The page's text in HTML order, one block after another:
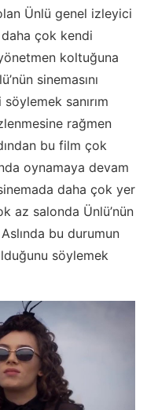
Ünlü genel izleyici
çok kendi
koltuğuna
sinemasını
sanırım
rağmen
bu film çok
oynamaya devam
daha çok yer
az salonda Ünlü’nün
bu durumun
söylemek